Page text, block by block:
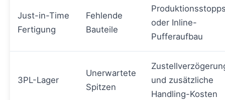
Just-in-Time
Fertigung
Fehlende
Bauteile
oder Inline-
Pufferaufbau
3PL-Lager
Unerwartete
Spitzen
und zusätzliche
Handling-Kosten